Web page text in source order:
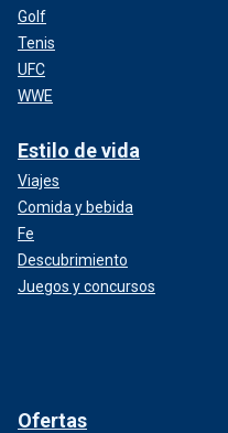
Golf
Tenis
UFC
WWE
Estilo de vida
Viajes
Comida y bebida
Fe
Descubrimiento
Juegos y concursos
Ofertas